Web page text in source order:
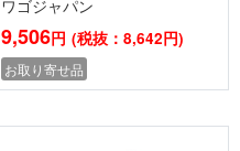
ワゴジャパン
9,506円 (税抜：8,642円)
お取り寄せ品